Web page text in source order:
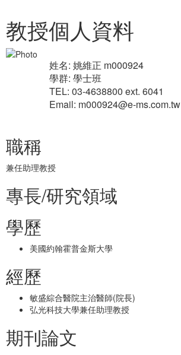
教授個人資料
姓名: 姚維正 m000924
學群: 學士班
TEL: 03-4638800 ext. 6041
Email: m000924@e-ms.com.tw
職稱
兼任助理教授
專長/研究領域
學歷
美國約翰霍普金斯大學
經歷
敏盛綜合醫院主治醫師(院長)
弘光科技大學兼任助理教授
期刊論文